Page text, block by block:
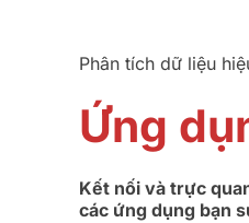
Phân tích dữ liệu
Ứng
Kết nối và trực
các ứng dụng bạn